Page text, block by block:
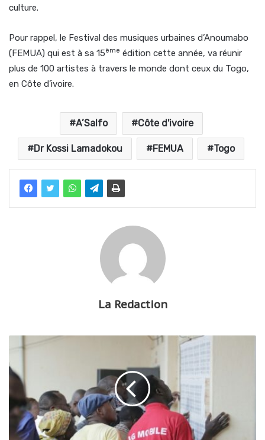
culture.
Pour rappel, le Festival des musiques urbaines d’Anoumabo
(FEMUA) qui est à sa 15ème édition cette année, va réunir
plus de 100 artistes à travers le monde dont ceux du Togo,
en Côte d’ivoire.
A’Salfo Côte d'ivoire
Dr Kossi Lamadokou FEMUA Togo
La Redaction